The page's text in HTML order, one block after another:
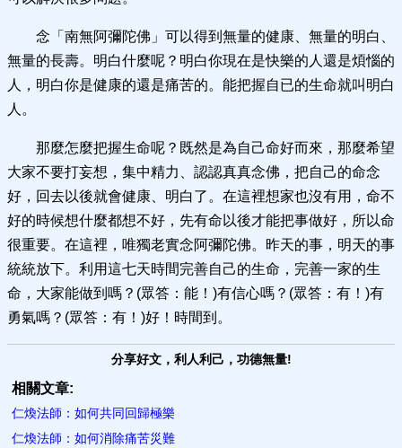
念「南無阿彌陀佛」可以得到無量的健康、無量的明白、
無量的長壽。明白什麼呢？明白你現在是快樂的人還是煩惱的
人，明白你是健康的還是痛苦的。能把握自已的生命就叫明白
人。
那麼怎麼把握生命呢？既然是為自己命好而來，那麼希望
大家不要打妄想，集中精力、認認真真念佛，把自己的命念
好，回去以後就會健康、明白了。在這裡想家也沒有用，命不
好的時候想什麼都想不好，先有命以後才能把事做好，所以命
很重要。在這裡，唯獨老實念阿彌陀佛。昨天的事，明天的事
統統放下。利用這七天時間完善自己的生命，完善一家的生
命，大家能做到嗎？(眾答：能！)有信心嗎？(眾答：有！)有
勇氣嗎？(眾答：有！)好！時間到。
分享好文，利人利己，功德無量!
相關文章:
仁煥法師：如何共同回歸極樂
仁煥法師：如何消除痛苦災難